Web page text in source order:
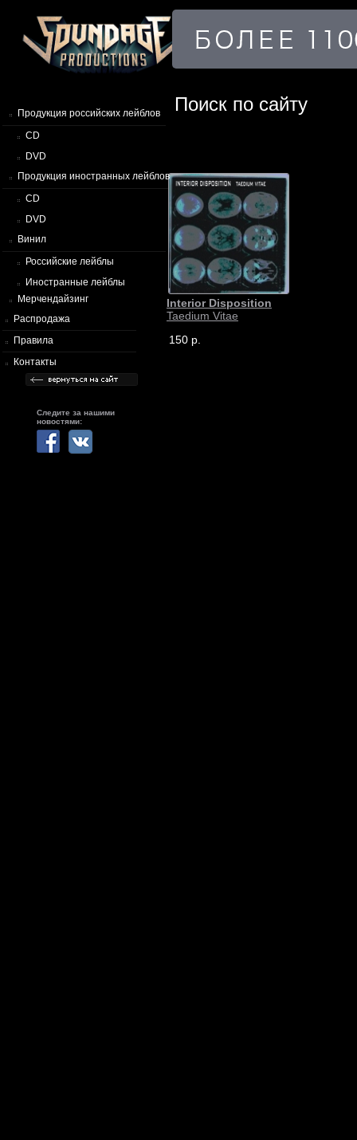
Продукция российских лейблов
CD
DVD
Продукция иностранных лейблов
CD
DVD
Винил
Российские лейблы
Иностранные лейблы
Мерчендайзинг
Распродажа
Правила
Контакты
Следите за нашими
новостями:
Поиск по сайту
Interior Disposition
Taedium Vitae
150 р.